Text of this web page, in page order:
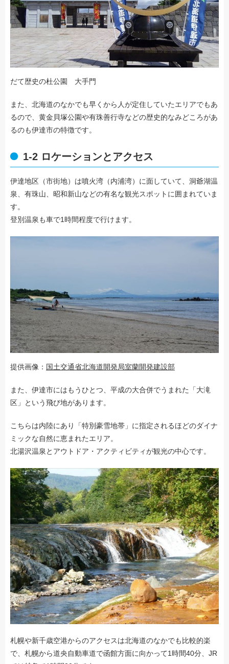
だて歴史の杜公園 大手門
また、北海道のなかでも早くから人が定住していたエリアでもあ
るので、黄金貝塚公園や有珠善行寺などの歴史的なみどころがあ
るのも伊達市の特徴です。
1-2 ロケーションとアクセス
伊達地区（市街地）は噴火湾（内浦湾）に面していて、洞爺湖温
泉、有珠山、昭和新山などの有名な観光スポットに囲まれていま
す。
登別温泉も車で1時間程度で行けます。
提供画像： 国土交通省北海道開発局室蘭開発建設部
また、伊達市にはもうひとつ、平成の大合併でうまれた「大滝
区」という飛び地があります。
こちらは内陸にあり「特別豪雪地帯」に指定されるほどのダイナ
ミックな自然に恵まれたエリア。
北湯沢温泉とアウトドア・アクティビティが観光の中心です。
札幌や新千歳空港からのアクセスは北海道のなかでも比較的楽
で、札幌から道央自動車道で函館方面に向かって1時間40分、JR